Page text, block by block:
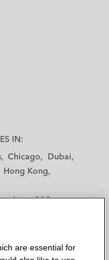
IN:
Chicago
Dubai
Hong Kong
— GSO
Silicon Valley
Washington, D.C.
are essential for